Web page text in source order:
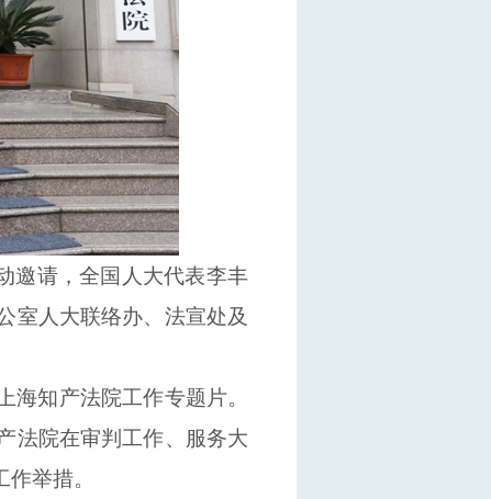
邀请，全国人大代表李丰
室 人大联络办、 法宣处及
海知产法院工作专题片。
法院在审判工作、服务大
举措。